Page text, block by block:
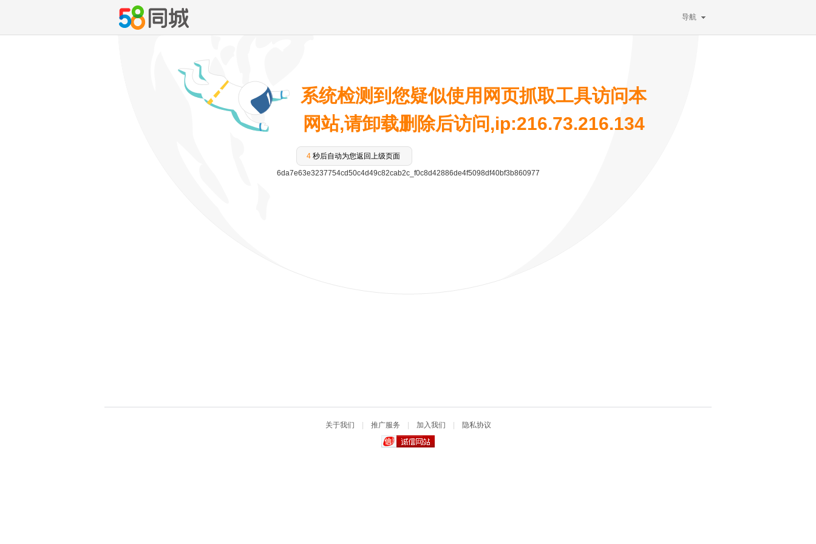
导航
系统检测到您疑似使用网页抓取工具访问本
网站,请卸载删除后访问,ip:216.73.216.134
4 秒后自动为您返回上级页面
6da7e63e3237754cd50c4d49c82cab2c_f0c8d42886de4f5098df40bf3b860977
关于我们 推广服务 加入我们 隐私协议